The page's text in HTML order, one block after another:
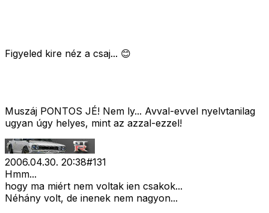
Figyeled kire néz a csaj... 😊
Muszáj PONTOS JÉ! Nem ly... Avval-evvel nyelvtanilag
ugyan úgy helyes, mint az azzal-ezzel!
2006.04.30. 20:38#131
Hmm...
hogy ma miért nem voltak ien csakok...
Néhány volt, de inenek nem nagyon...